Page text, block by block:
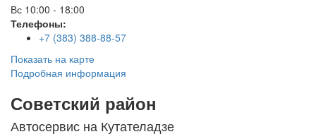
Вс 10:00 - 18:00
Телефоны:
+7 (383) 388-88-57
Показать на карте
Подробная информация
Советский район
Автосервис на Кутателадзе